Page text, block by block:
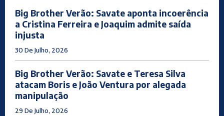
Big Brother Verão: Savate aponta incoerência
a Cristina Ferreira e Joaquim admite saída
injusta
30 De Julho, 2026
Big Brother Verão: Savate e Teresa Silva
atacam Boris e João Ventura por alegada
manipulação
29 De Julho, 2026